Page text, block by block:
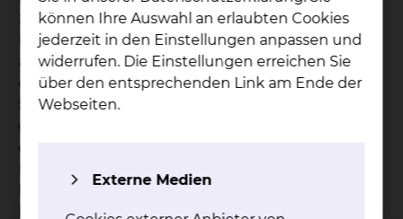
zunächst nicht vorstellbar. Ein künstlicher
Darmausgang lässt das Leben in einem völlig
anderen Licht erscheinen. Ein solcher Ausgang,
den man auch Stoma nennt, kann aber in vielen
Situationen notwendig werden. Es kann sich um
ein Darmkrebsleiden handeln, aber auch um
einen entzündlichen Darmdurchbruch ohne
bei vielen weiteren Leiden. Sehr häufig ist der
künstliche Darmausgang nur vorübergehend
können Ihre Auswahl an erlaubten Cookies
jederzeit in den Einstellungen anpassen und
widerrufen. Die Einstellungen erreichen Sie
über den entsprechenden Link am Ende der
Webseiten.
Externe Medien